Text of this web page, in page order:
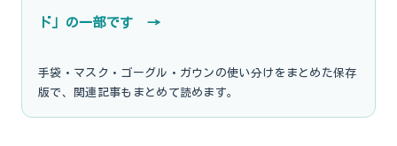
ド」の一部です →
手袋・マスク・ゴーグル・ガウンの使い分けをまとめた保存
版で、関連記事もまとめて読めます。